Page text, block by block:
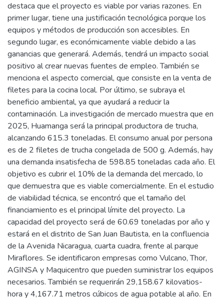
destaca que el proyecto es viable por varias razones. En
primer lugar, tiene una justificación tecnológica porque los
equipos y métodos de producción son accesibles. En
segundo lugar, es económicamente viable debido a las
ganancias que generará. Además, tendrá un impacto social
positivo al crear nuevas fuentes de empleo. También se
menciona el aspecto comercial, que consiste en la venta de
filetes para la cocina local. Por último, se subraya el
beneficio ambiental, ya que ayudará a reducir la
contaminación. La investigación de mercado muestra que en
2025, Huamanga será la principal productora de trucha,
alcanzando 615.3 toneladas. El consumo anual por persona
es de 2 filetes de trucha congelada de 500 g. Además, hay
una demanda insatisfecha de 598.85 toneladas cada año. El
objetivo es cubrir el 10% de la demanda del mercado, lo
que demuestra que es viable comercialmente. En el estudio
de viabilidad técnica, se encontró que el tamaño del
financiamiento es el principal límite del proyecto. La
capacidad del proyecto será de 60.69 toneladas por año y
estará en el distrito de San Juan Bautista, en la confluencia
de la Avenida Nicaragua, cuarta cuadra, frente al parque
Miraflores. Se identificaron empresas como Vulcano, Thor,
AGINSA y Maquicentro que pueden suministrar los equipos
necesarios. También se requerirán 29,158.67 kilovatios-
hora y 4,167.71 metros cúbicos de agua potable al año. En